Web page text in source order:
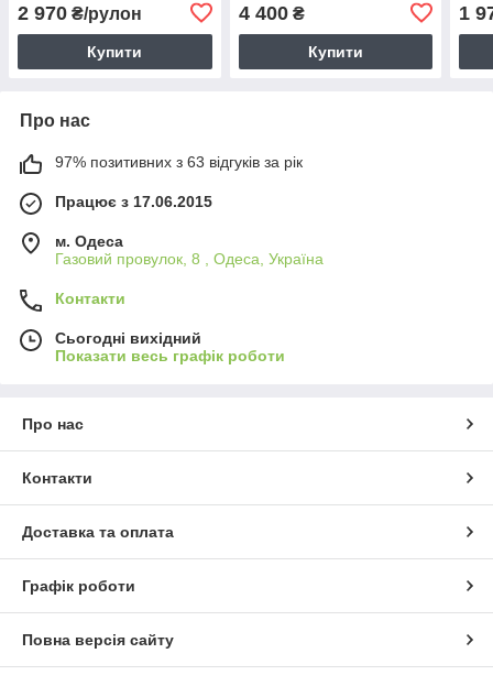
2 970 ₴/рулон
Купити
4 400₴
Купити
1
Про нас
97% позитивних з 63 відгуків за рік
Працює з 17.06.2015
м. Одеса
Газовий провулок, 8 , Одеса, Україна
Контакти
Сьогодні вихідний
Показати весь графік роботи
Про нас
Контакти
Доставка та оплата
Графік роботи
Повна версія сайту